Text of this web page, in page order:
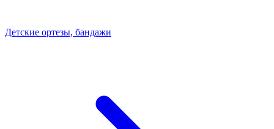
Детские ортезы, бандажи